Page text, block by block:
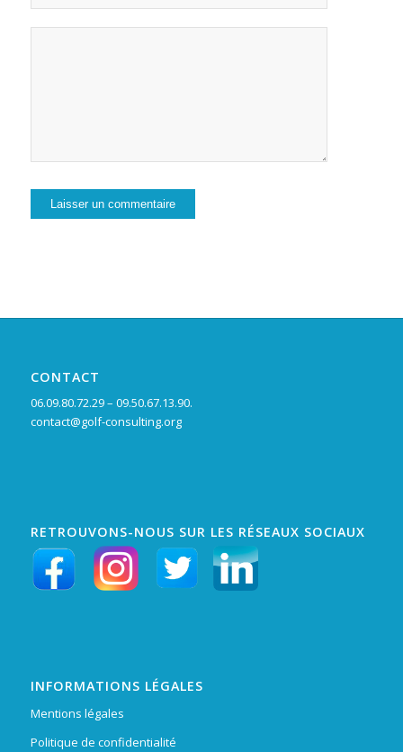
CONTACT
06.09.80.72.29 – 09.50.67.13.90.
contact@golf-consulting.org
RETROUVONS-NOUS SUR LES RÉSEAUX SOCIAUX
INFORMATIONS LÉGALES
Mentions légales
Politique de confidentialité